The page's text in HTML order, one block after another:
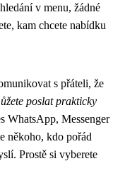
v menu, žádné
kam chcete nabídku
s přáteli, že
poslat prakticky
WhatsApp, Messenger
někoho, kdo pořád
Prostě si vyberete